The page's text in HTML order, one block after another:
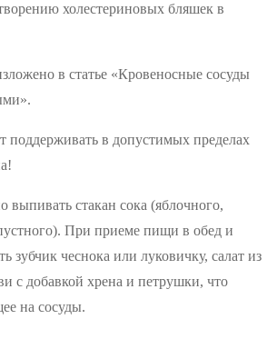
холестериновых бляшек в
в статье «Кровеносные сосуды
поддерживать в допустимых пределах
выпивать стакан сока (яблочного,
При приеме пищи в обед и
зубчик чеснока или луковичку, салат из
с добавкой хрена и петрушки, что
на сосуды.